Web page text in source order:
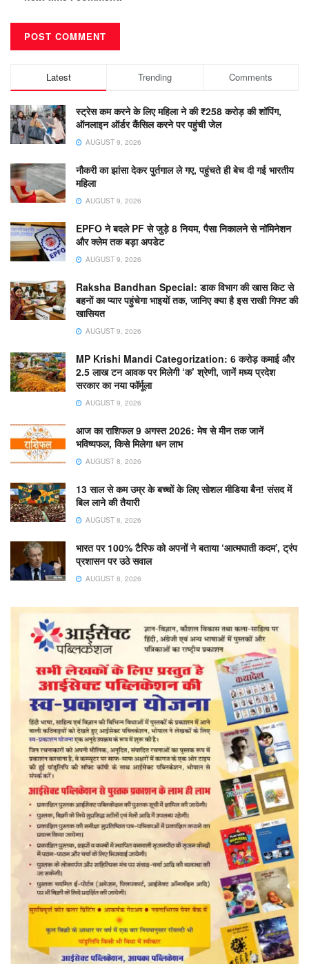
Latest Trending Comments
स्ट्रेस कम करने के लिए महिला ने की ₹258 करोड़ की शॉपिंग,
ऑनलाइन ऑर्डर कैंसिल करने पर पहुंची जेल
AUGUST 9, 2026
नौकरी का झांसा देकर पुर्तगाल ले गए, पहुंचते ही बेच दी गई भारतीय
महिला
AUGUST 9, 2026
EPFO ने बदले PF से जुड़े 8 नियम, पैसा निकालने से नॉमिनेशन
और क्लेम तक बड़ा अपडेट
AUGUST 9, 2026
Raksha Bandhan Special: डाक विभाग की खास किट से
बहनों का प्यार पहुंचेगा भाइयों तक, जानिए क्या है इस राखी गिफ्ट की
खासियत
AUGUST 9, 2026
MP Krishi Mandi Categorization: 6 करोड़ कमाई और
2.5 लाख टन आवक पर मिलेगी ‘क’ श्रेणी, जानें मध्य प्रदेश
सरकार का नया फॉर्मूला
AUGUST 9, 2026
आज का राशिफल 9 अगस्त 2026: मेष से मीन तक जानें
भविष्यफल, किसे मिलेगा धन लाभ
AUGUST 8, 2026
13 साल से कम उम्र के बच्चों के लिए सोशल मीडिया बैन! संसद में
बिल लाने की तैयारी
AUGUST 8, 2026
भारत पर 100% टैरिफ को अपनों ने बताया ‘आत्मघाती कदम’, ट्रंप
प्रशासन पर उठे सवाल
AUGUST 8, 2026